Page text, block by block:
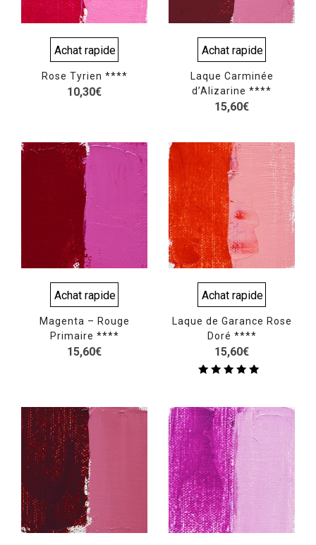
Achat rapide
Rose Tyrien ****
10,30€
Achat rapide
Laque Carminée
d’Alizarine ****
15,60€
Achat rapide
Magenta – Rouge
Primaire ****
15,60€
Achat rapide
Laque de Garance Rose
Doré ****
15,60€